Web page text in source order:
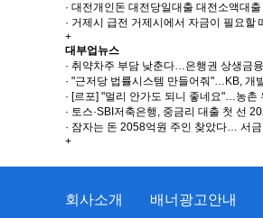
· 대전개인돈 대전당일대출 대전소액대
· 거제시 급전 거제시에서 자금이 필요할
+
대부업뉴스
· 취약차주 부담 낮춘다…은행권 상생금
· "근저당 법률시스템 만들어줘"…KB, 개
· [르포] "멀리 안가도 되니 좋네요"…농촌
· 토스·SBI저축은행, 중금리 대출 첫 선
· 잠자는 돈 2058억원 주인 찾았다… 서
+
회사소개 배너광고안내